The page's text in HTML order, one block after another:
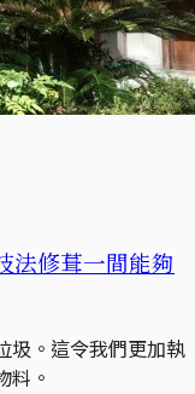
法修葺一間能夠
圾。這令我們更加執
料。